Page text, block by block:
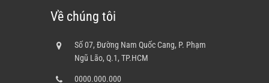
Về chúng tôi
Số 07, Đường Nam Quốc Cang, P. Phạm
Ngũ Lão, Q.1, TP.HCM
0000.000.000